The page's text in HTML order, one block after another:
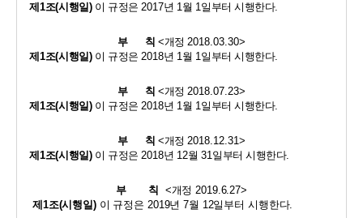
제 1조(시행일) 이 규정은 2017년 1월 1일부터 시행한다.
부      칙 <개정 2018.03.30>
제 1조(시행일) 이 규정은 2018년 1월 1일부터 시행한다.
부      칙 <개정 2018.07.23>
제 1조(시행일) 이 규정은 2018년 1월 1일부터 시행한다.
부      칙 <개정 2018.12.31>
제 1조(시행일) 이 규정은 2018년 12월 31일부터 시행한다.
부       칙 <개정 2019.6.27>
제 1조(시행일) 이 규정은 2019년 7월 12일부터 시행한다.